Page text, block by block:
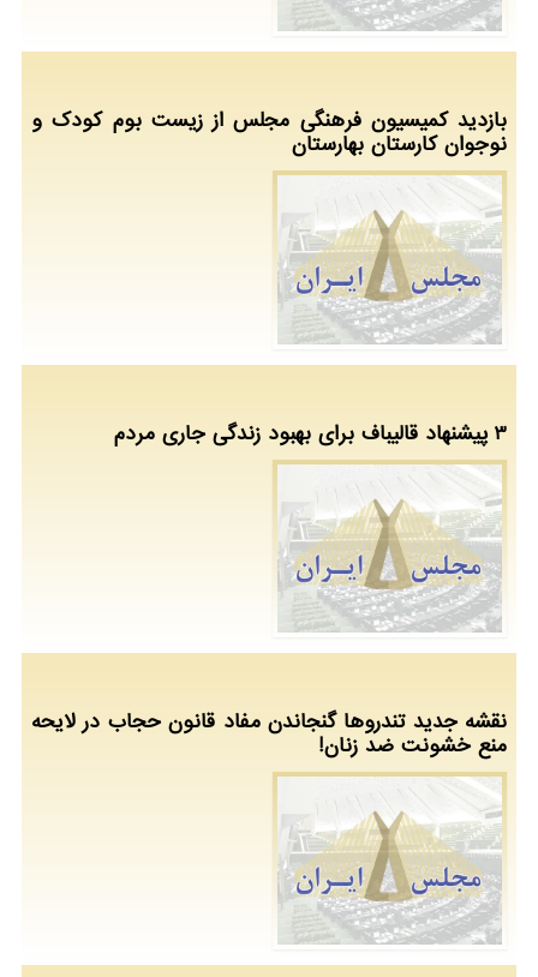
بازدید کمیسیون فرهنگی مجلس از زیست بوم کودک و
نوجوان کارستان بهارستان
3 پیشنهاد قالیباف برای بهبود زندگی جاری مردم
نقشه جدید تندروها گنجاندن مفاد قانون حجاب در لایحه
منع خشونت ضد زنان!